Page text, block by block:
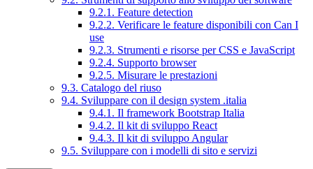
9.2.1. Feature detection
9.2.2. Verificare le feature disponibili con Can I
use
9.2.3. Strumenti e risorse per CSS e JavaScript
9.2.4. Supporto browser
9.2.5. Misurare le prestazioni
9.3. Catalogo del riuso
9.4. Sviluppare con il design system .italia
9.4.1. Il framework Bootstrap Italia
9.4.2. Il kit di sviluppo React
9.4.3. Il kit di sviluppo Angular
9.5. Sviluppare con i modelli di sito e servizi